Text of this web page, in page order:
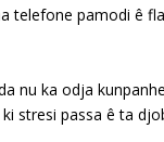
telefone pamodi ê
nu ka odja
stresi passa ê ta